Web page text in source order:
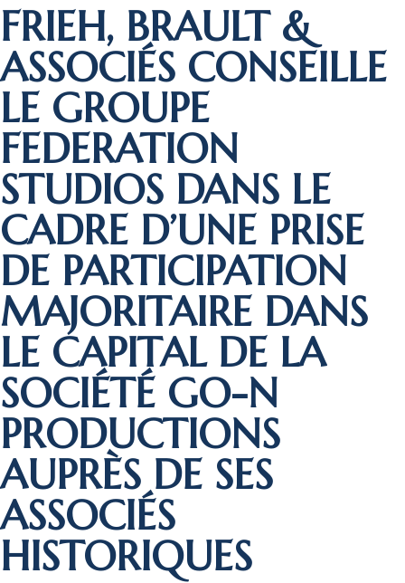
FRIEH, BRAULT &
ASSOCIÉS CONSEILLE
LE GROUPE
FEDERATION
STUDIOS DANS LE
CADRE D’UNE PRISE
DE PARTICIPATION
MAJORITAIRE DANS
LE CAPITAL DE LA
SOCIÉTÉ GO-N
PRODUCTIONS
AUPRÈS DE SES
ASSOCIÉS
HISTORIQUES